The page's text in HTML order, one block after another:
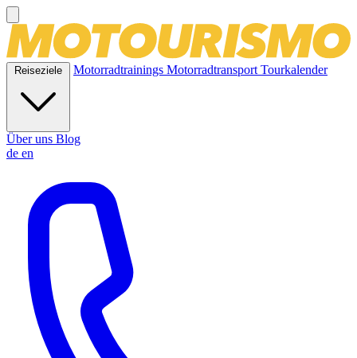
Reiseziele Motorradtrainings MotorradtransportTourkalender
Über uns Blog
de en